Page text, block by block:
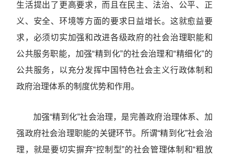
生活提出了更高要求，而且在民主、法治、公平、正
义、安全、环境等方面的要求日益增长。这就愈益要
求，必须切实加强和改进各级政府的社会治理职能和
公共服务职能，加强“精到化”的社会治理和“精细化”的
公共服务，以充分发挥中国特色社会主义行政体制和
政府治理体系的制度优势和作用。
加强“精到化”社会治理，是完善政府治理体系、加
强政府社会治理职能的关键环节。所谓“精到化”社会治
理，就是要切实摒弃“控制型”的社会管理体制和“粗放